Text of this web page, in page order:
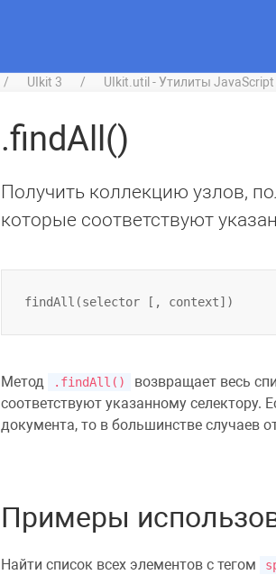
UIkit 3 UIkit.util - Утилиты JavaScript
.findAll()
Получить коллекцию узлов,
которые соответствуют
Метод .findAll()
возвращает весь
соответствуют указанному селектору.
документа, то в большинстве случаев
Примеры
Найти список всех элементов с тегом